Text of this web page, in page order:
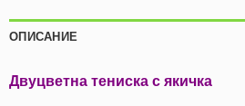
ОПИСАНИЕ
Двуцветна тениска с якичка